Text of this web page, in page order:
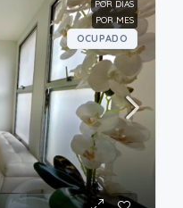
POR DIAS
POR MES
OCUPADO